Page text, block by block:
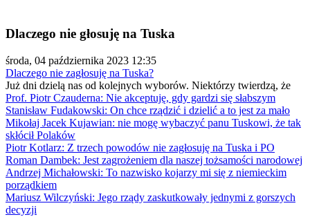
Dlaczego nie głosuję na Tuska
środa, 04 października 2023 12:35
Dlaczego nie zagłosuję na Tuska?
Już dni dzielą nas od kolejnych wyborów. Niektórzy twierdzą, że
Prof. Piotr Czauderna: Nie akceptuję, gdy gardzi się słabszym
Stanisław Fudakowski: On chce rządzić i dzielić a to jest za mało
Mikołaj Jacek Kujawian: nie mogę wybaczyć panu Tuskowi, że tak
skłócił Polaków
Piotr Kotlarz: Z trzech powodów nie zagłosuję na Tuska i PO
Roman Dambek: Jest zagrożeniem dla naszej tożsamości narodowej
Andrzej Michałowski: To nazwisko kojarzy mi się z niemieckim
porządkiem
Mariusz Wilczyński: Jego rządy zaskutkowały jednymi z gorszych
decyzji